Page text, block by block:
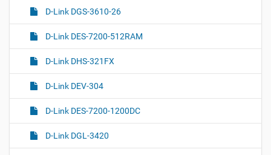
D-Link DGS-3610-26
D-Link DES-7200-512RAM
D-Link DHS-321FX
D-Link DEV-304
D-Link DES-7200-1200DC
D-Link DGL-3420